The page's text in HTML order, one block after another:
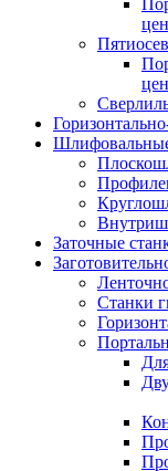
Заточные
Станки